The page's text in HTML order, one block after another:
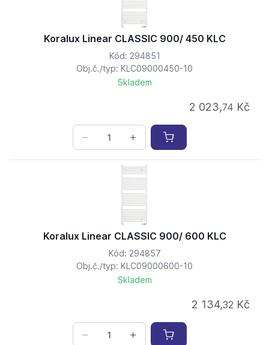
Koralux Linear CLASSIC 900/ 450 KLC
Kód: 294851
Obj.č./typ: KLC09000450-10
Skladem
2 023,74 Kč
Koralux Linear CLASSIC 900/ 600 KLC
Kód: 294857
Obj.č./typ: KLC09000600-10
Skladem
2 134,32 Kč